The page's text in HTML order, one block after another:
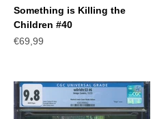
Something is Killing the
Children #40
Angebot
€69,99